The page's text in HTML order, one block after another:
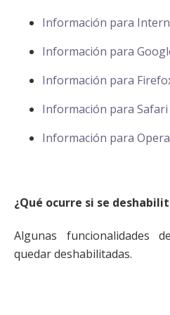
Información para
Información para
Información para
Información para Safari
Información para Opera
¿Qué ocurre si se
Algunas funcionalidades
quedar deshabilitadas.